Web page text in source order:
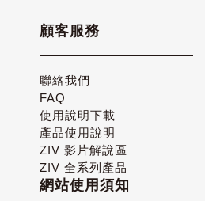
顧客服務
聯絡我們
FAQ
使用說明下載
產品使用說明
ZIV 影片解說區
ZIV 全系列產品
網站使用須知